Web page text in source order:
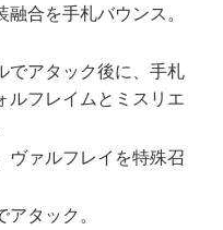
合を手札バウンス。
でアタック後に、手札
ルフレイムとミスリエ
ヴァルフレイを特殊召
タック。